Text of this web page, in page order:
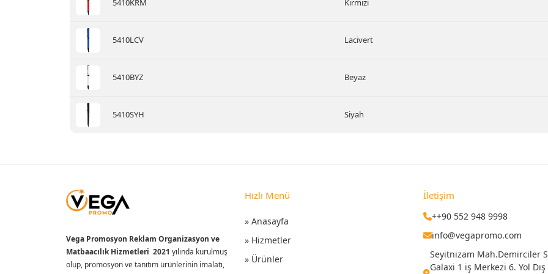
5410KRM Kırmızı
5410LCV Lacivert
5410BYZ Beyaz
5410SYH Siyah
Vega Promosyon Reklam Organizasyon ve
Matbaacılık Hizmetleri 2021 yılında kurulmuş
olup, promosyon ve tanıtım ürünlerinin imalatı,
Hızlı Menü
» Anasayfa
» Hizmetler
» Ürünler
İletişim
++90 552 948 9998
info@vegapromo.com
Seyitnizam Mah.Demirciler
Galaxi 1 iş Merkezi 6. Yol Dış